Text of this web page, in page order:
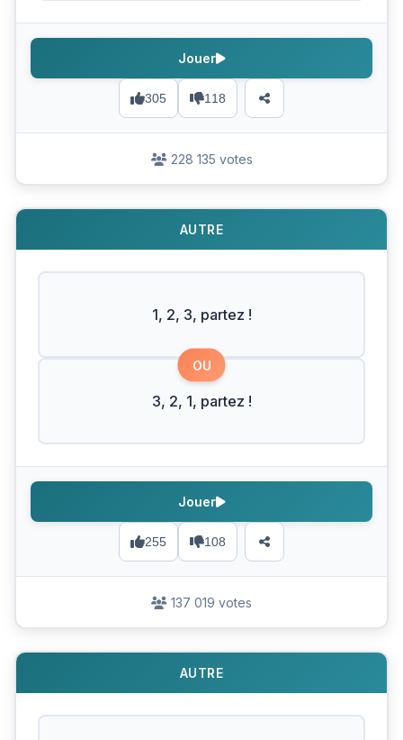
305 118
Jouer
228 135 votes
AUTRE
1, 2, 3, partez !
OU
3, 2, 1, partez !
255 108
Jouer
137 019 votes
AUTRE